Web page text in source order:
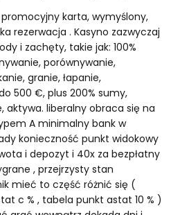
karta, wymyślony,
rezerwacja . Kasyno zazwyczaj
i zachęty, takie jak: 100%
porównywanie,
granie, łapanie,
500 €, plus 200% sumy,
aktywa. liberalny obraca się na
A minimalny bank w
konieczność punkt widokowy
i depozyt i 40x za bezpłatny
, przejrzysty stan
mieć to część różnić się (
c % , tabela punkt astat 10 % )